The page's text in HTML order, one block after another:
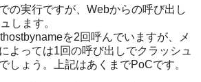
の実行ですが、Webからの呼び出し
します。
を2回呼んでいますが、メ
よっては1回の呼び出しでクラッシュ
しょう。上記はあくまでPoCです。